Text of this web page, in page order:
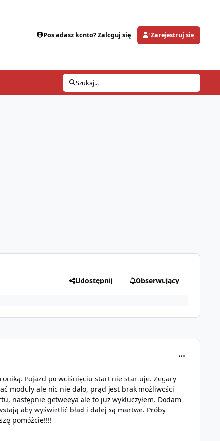
Posiadasz konto? Zaloguj się Zarejestruj się
Szukaj...
Udostępnij Obserwujący
Pojazd po wciśnięciu start nie startuje. Zegary
moduły ale nic nie dało, prąd jest brak możliwości
następnie getweeya ale to już wykluczyłem. Dodam
aby wyświetlić bład i dalej są martwe. Próby
pomóżcie!!!!